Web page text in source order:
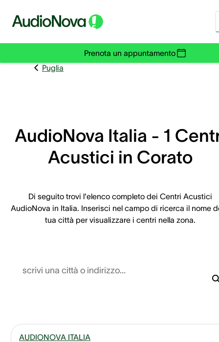
Prenota un appuntamento
Puglia
AudioNova Italia - 1
Acustici in Corato
Di seguito trovi l'elenco completo dei Centri Acustici
AudioNova in Italia. Inserisci nel campo di ricerca il nome
tua città per visualizzare i centri nella zona.
scrivi una città o indirizzo...
AUDIONOVA ITALIA